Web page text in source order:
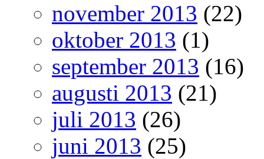
november 2013 (22)
oktober 2013 (1)
september 2013 (16)
augusti 2013 (21)
juli 2013 (26)
juni 2013 (25)